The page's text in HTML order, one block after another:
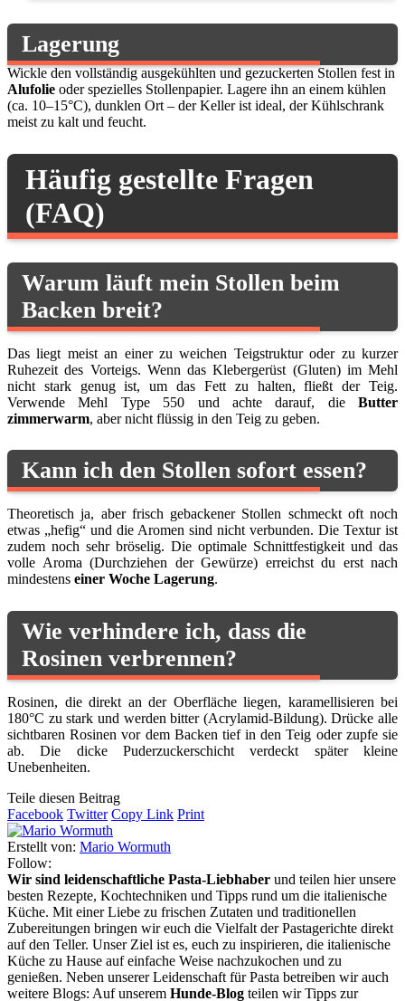
Lagerung
Wickle den vollständig ausgekühlten und gezuckerten Stollen fest in
Alufolie oder spezielles Stollenpapier. Lagere ihn an einem kühlen
(ca. 10–15°C), dunklen Ort – der Keller ist ideal, der Kühlschrank
meist zu kalt und feucht.
Häufig gestellte Fragen
(FAQ)
Warum läuft mein Stollen beim
Backen breit?
Das liegt meist an einer zu weichen Teigstruktur oder zu kurzer
Ruhezeit des Vorteigs. Wenn das Klebergerüst (Gluten) im Mehl
nicht stark genug ist, um das Fett zu halten, fließt der Teig.
Verwende Mehl Type 550 und achte darauf, die Butter
zimmerwarm, aber nicht flüssig in den Teig zu geben.
Kann ich den Stollen sofort essen?
Theoretisch ja, aber frisch gebackener Stollen schmeckt oft noch
etwas „hefig“ und die Aromen sind nicht verbunden. Die Textur ist
zudem noch sehr bröselig. Die optimale Schnittfestigkeit und das
volle Aroma (Durchziehen der Gewürze) erreichst du erst nach
mindestens einer Woche Lagerung.
Wie verhindere ich, dass die
Rosinen verbrennen?
Rosinen, die direkt an der Oberfläche liegen, karamellisieren bei
180°C zu stark und werden bitter (Acrylamid-Bildung). Drücke alle
sichtbaren Rosinen vor dem Backen tief in den Teig oder zupfe sie
ab. Die dicke Puderzuckerschicht verdeckt später kleine
Unebenheiten.
Teile diesen Beitrag
Facebook Twitter Copy Link Print
Erstellt von: Mario Wormuth
Follow:
Wir sind leidenschaftliche Pasta-Liebhaber und teilen hier unsere
besten Rezepte, Kochtechniken und Tipps rund um die italienische
Küche. Mit einer Liebe zu frischen Zutaten und traditionellen
Zubereitungen bringen wir euch die Vielfalt der Pastagerichte direkt
auf den Teller. Unser Ziel ist es, euch zu inspirieren, die italienische
Küche zu Hause auf einfache Weise nachzukochen und zu
genießen. Neben unserer Leidenschaft für Pasta betreiben wir auch
weitere Blogs: Auf unserem Hunde-Blog teilen wir Tipps zur